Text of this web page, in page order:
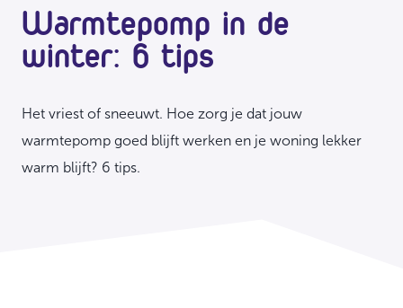
Warmtepomp in de
winter: 6 tips
Het vriest of sneeuwt. Hoe zorg je dat jouw
warmtepomp goed blijft werken en je woning lekker
warm blijft? 6 tips.